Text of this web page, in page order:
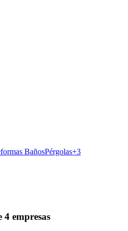
BañosPérgolas+3
4 empresas